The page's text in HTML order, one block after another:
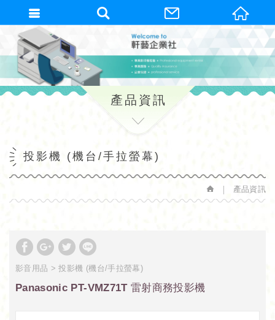
產品資訊
投影機 (機台/手拉螢幕)
產品資訊
影音用品 投影機 (機台/手拉螢幕)
Panasonic PT-VMZ71T 雷射商務投影機
繁體中文